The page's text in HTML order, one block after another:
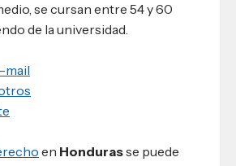
se cursan entre 54 y 60
de la universidad.
mail
en Hondurasse puede